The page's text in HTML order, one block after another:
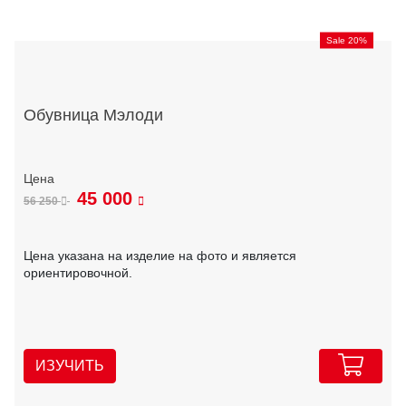
Sale 20%
Обувница Мэлоди
56 250 45 000
Цена указана на изделие на фото и является
ориентировочной.
ИЗУЧИТЬ